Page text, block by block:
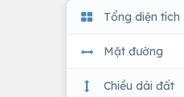
Tổng diện tích
Mặt đường
Chiều dài đất